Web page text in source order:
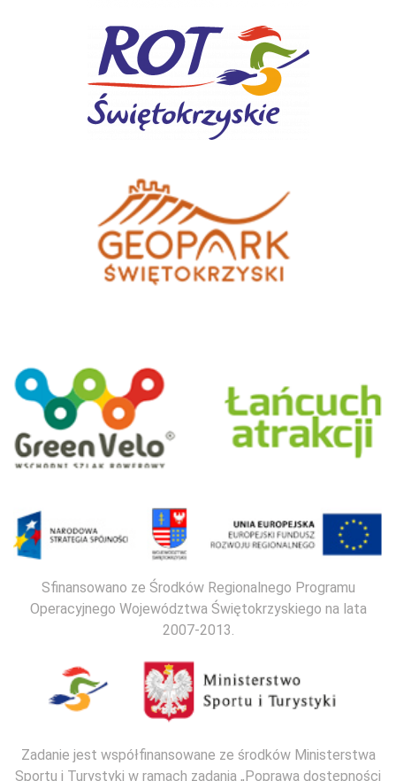
Sfinansowano ze Środków Regionalnego Programu
Operacyjnego Województwa Świętokrzyskiego na lata
2007-2013.
Zadanie jest współfinansowane ze środków Ministerstwa
Sportu i Turystyki w ramach zadania „Poprawa dostępności